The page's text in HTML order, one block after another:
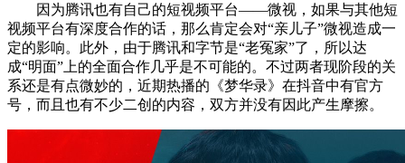
因为腾讯也有自己的短视频平台——微视，如果与其他短
视频平台有深度合作的话，那么肯定会对“亲儿子”微视造成一
定的影响。此外，由于腾讯和字节是“老冤家”了，所以达
成“明面”上的全面合作几乎是不可能的。不过两者现阶段的关
系还是有点微妙的，近期热播的《梦华录》在抖音中有官方
号，而且也有不少二创的内容，双方并没有因此产生摩擦。